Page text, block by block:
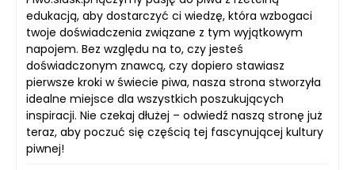
edukacją, aby dostarczyć ci wiedzę, która wzbogaci
twoje doświadczenia związane z tym wyjątkowym
napojem. Bez względu na to, czy jesteś
doświadczonym znawcą, czy dopiero stawiasz
pierwsze kroki w świecie piwa, nasza strona stworzyła
idealne miejsce dla wszystkich poszukujących
inspiracji. Nie czekaj dłużej – odwiedź naszą stronę już
teraz, aby poczuć się częścią tej fascynującej kultury
piwnej!